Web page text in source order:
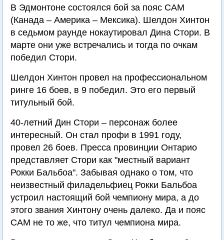
В Эдмонтоне состоялся бой за пояс САМ
(Канада – Америка – Мексика). Шелдон Хинтон
в седьмом раунде нокаутировал Дина Стори. В
марте они уже встречались и тогда по очкам
победил Стори.
Шелдон Хинтон провел на профессиональном
ринге 16 боев, в 9 победил. Это его первый
титульный бой.
40-летний Дин Стори – персонаж более
интересный. Он стал профи в 1991 году,
провел 26 боев. Пресса провинции Онтарио
представляет Стори как "местный вариант
Рокки Бальбоа". Забывая однако о том, что
неизвестный филадельфиец Рокки Бальбоа
устроил настоящий бой чемпиону мира, а до
этого звания Хинтону очень далеко. Да и пояс
САМ не то же, что титул чемпиона мира.